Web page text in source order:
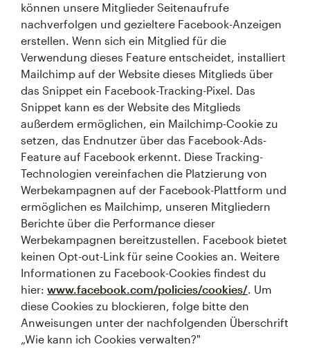
können unsere Mitglieder Seitenaufrufe
nachverfolgen und gezieltere Facebook-Anzeigen
erstellen. Wenn sich ein Mitglied für die
Verwendung dieses Feature entscheidet, installiert
Mailchimp auf der Website dieses Mitglieds über
das Snippet ein Facebook-Tracking-Pixel. Das
Snippet kann es der Website des Mitglieds
außerdem ermöglichen, ein Mailchimp-Cookie zu
setzen, das Endnutzer über das Facebook-Ads-
Feature auf Facebook erkennt. Diese Tracking-
Technologien vereinfachen die Platzierung von
Werbekampagnen auf der Facebook-Plattform und
ermöglichen es Mailchimp, unseren Mitgliedern
Berichte über die Performance dieser
Werbekampagnen bereitzustellen. Facebook bietet
keinen Opt-out-Link für seine Cookies an. Weitere
Informationen zu Facebook-Cookies findest du
hier: www.facebook.com/policies/cookies/. Um
diese Cookies zu blockieren, folge bitte den
Anweisungen unter der nachfolgenden Überschrift
„Wie kann ich Cookies verwalten?"